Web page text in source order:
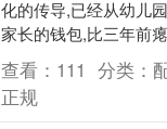
化的传导,已经从幼儿
家长的钱包,比三年前
的托管班,有的在转让,
不....
查看： 111 分类：
正规